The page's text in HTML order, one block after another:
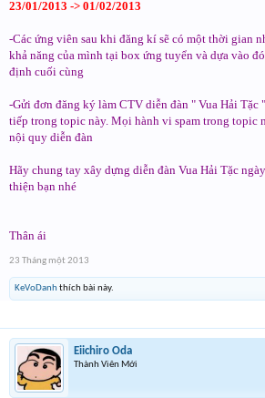
23/01/2013 -> 01/02/2013
-Các ứng viên sau khi đăng kí sẽ có một thời gian
khả năng của mình tại box ứng tuyển và dựa vào
định cuối cùng
-Gửi đơn đăng ký làm CTV diễn đàn " Vua Hải Tặc
tiếp trong topic này. Mọi hành vi spam trong topic
nội quy diễn đàn
Hãy chung tay xây dựng diễn đàn Vua Hải Tặc
thiện bạn nhé
Thân ái
23 Tháng một 2013
KeVoDanhthích bài này.
Eiichiro Oda
Thành Viên Mới